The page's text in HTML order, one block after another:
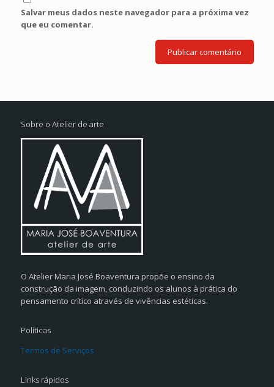
Salvar meus dados neste navegador para a próxima vez
que eu comentar.
Sobre o Atelier de arte
O Atelier Maria José Boaventura propõe o ensino da
construção da imagem, conduzindo os alunos à prática do
pensamento crítico através de vivências estéticas.
Políticas
Termos de Serviços
Links rápidos